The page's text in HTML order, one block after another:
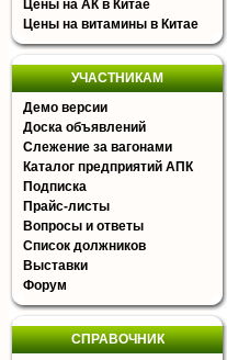
Цены на АК в Китае
Цены на витамины в Китае
УЧАСТНИКАМ
Демо версии
Доска объявлений
Слежение за вагонами
Каталог предприятий АПК
Подписка
Прайс-листы
Вопросы и ответы
Список должников
Выставки
Форум
СПРАВОЧНИК